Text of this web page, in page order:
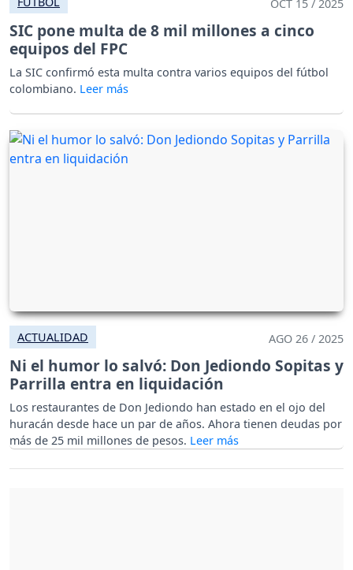
OCT 15 / 2025
SIC pone multa de 8 mil millones a cinco
equipos del FPC
La SIC confirmó esta multa contra varios equipos del fútbol
colombiano.
ACTUALIDAD AGO 26 / 2025
Ni el humor lo salvó: Don Jediondo Sopitas y
Parrilla entra en liquidación
Los restaurantes de Don Jediondo han estado en el ojo del
huracán desde hace un par de años. Ahora tienen deudas por
más de 25 mil millones de pesos.